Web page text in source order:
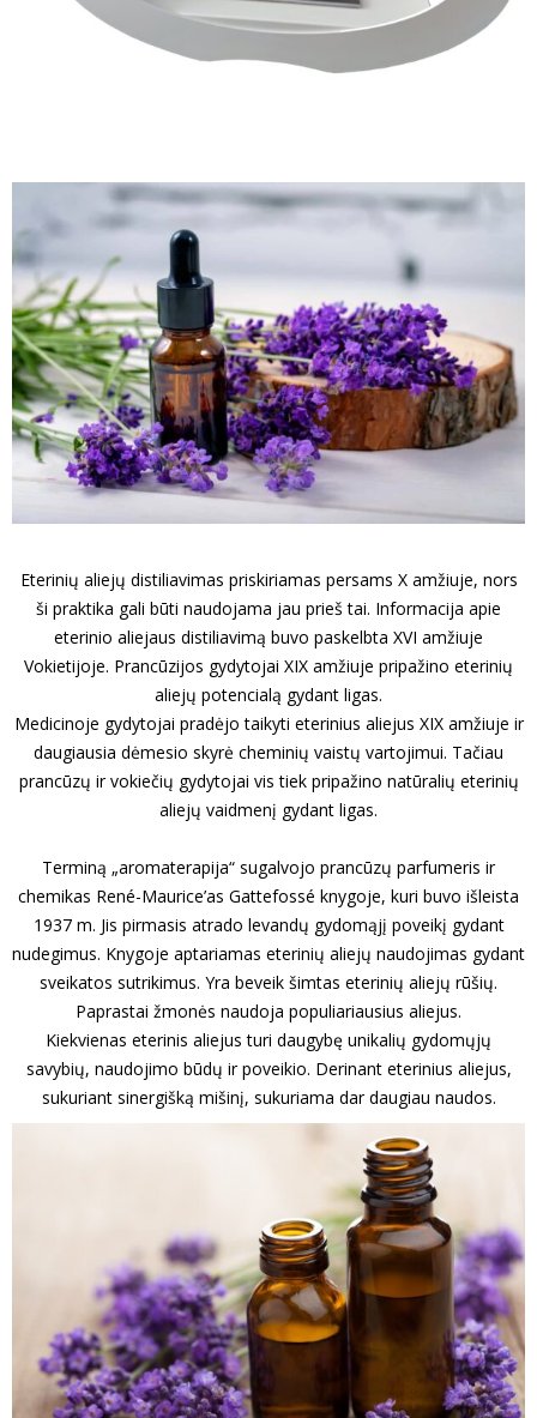
Eterinių aliejų distiliavimas priskiriamas persams X amžiuje, nors
ši praktika gali būti naudojama jau prieš tai. Informacija apie
eterinio aliejaus distiliavimą buvo paskelbta XVI amžiuje
Vokietijoje. Prancūzijos gydytojai XIX amžiuje pripažino eterinių
aliejų potencialą gydant ligas.
Medicinoje gydytojai pradėjo taikyti eterinius aliejus XIX amžiuje ir
daugiausia dėmesio skyrė cheminių vaistų vartojimui. Tačiau
prancūzų ir vokiečių gydytojai vis tiek pripažino natūralių eterinių
aliejų vaidmenį gydant ligas.
Terminą „aromaterapija“ sugalvojo prancūzų parfumeris ir
chemikas René-Maurice’as Gattefossé knygoje, kuri buvo išleista
1937 m. Jis pirmasis atrado levandų gydomąjį poveikį gydant
nudegimus. Knygoje aptariamas eterinių aliejų naudojimas gydant
sveikatos sutrikimus. Yra beveik šimtas eterinių aliejų rūšių.
Paprastai žmonės naudoja populiariausius aliejus.
Kiekvienas eterinis aliejus turi daugybę unikalių gydomųjų
savybių, naudojimo būdų ir poveikio. Derinant eterinius aliejus,
sukuriant sinergišką mišinį, sukuriama dar daugiau naudos.